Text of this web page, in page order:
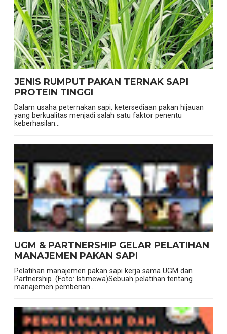
JENIS RUMPUT PAKAN TERNAK SAPI
PROTEIN TINGGI
Dalam usaha peternakan sapi, ketersediaan pakan hijauan
yang berkualitas menjadi salah satu faktor penentu
keberhasilan...
UGM & PARTNERSHIP GELAR PELATIHAN
MANAJEMEN PAKAN SAPI
Pelatihan manajemen pakan sapi kerja sama UGM dan
Partnership. (Foto: Istimewa)Sebuah pelatihan tentang
manajemen pemberian...